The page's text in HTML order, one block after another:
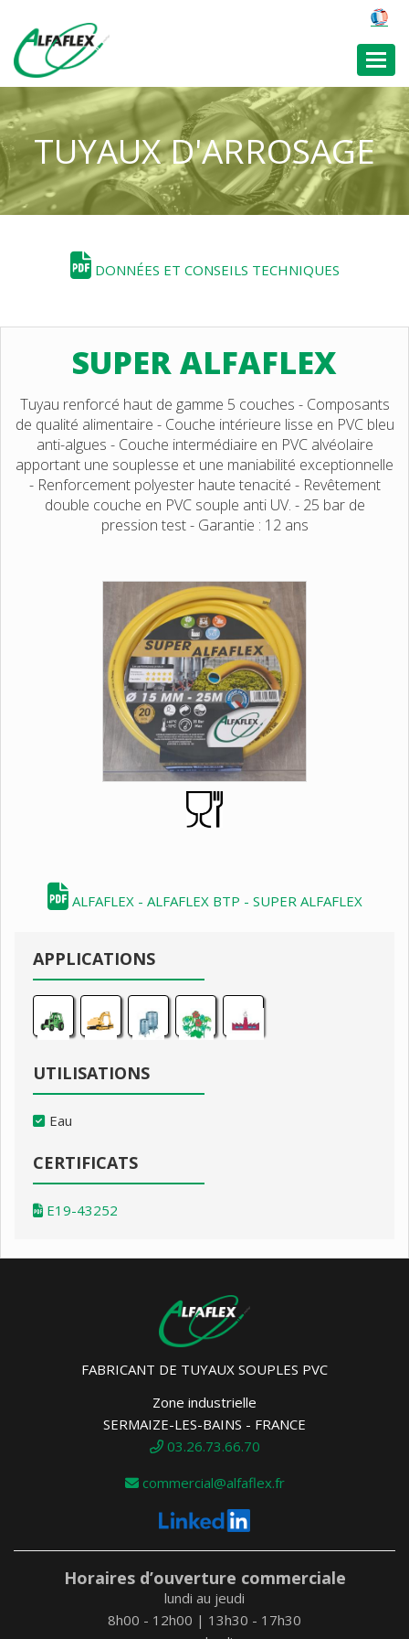
TUYAUX D'ARROSAGE
DONNÉES ET CONSEILS TECHNIQUES
SUPER ALFAFLEX
Tuyau renforcé haut de gamme 5 couches - Composants
de qualité alimentaire - Couche intérieure lisse en PVC bleu
anti-algues - Couche intermédiaire en PVC alvéolaire
apportant une souplesse et une maniabilité exceptionnelle
- Renforcement polyester haute tenacité - Revêtement
double couche en PVC souple anti UV. - 25 bar de
pression test - Garantie : 12 ans
ALFAFLEX - ALFAFLEX BTP - SUPER ALFAFLEX
APPLICATIONS
UTILISATIONS
Eau
CERTIFICATS
E19-43252
FABRICANT DE TUYAUX SOUPLES PVC
Zone industrielle
SERMAIZE-LES-BAINS - FRANCE
03.26.73.66.70
commercial@alfaflex.fr
Horaires d’ouverture commerciale
lundi au jeudi
8h00 - 12h00 | 13h30 - 17h30